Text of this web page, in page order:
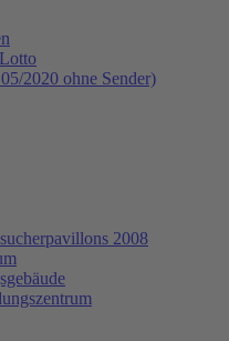
2020 ohne Sender)
2008